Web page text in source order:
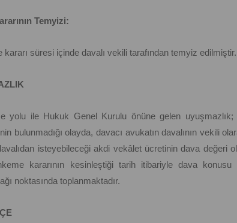
Temyizi:
kararı süresi içinde davalı vekili tarafından temyiz edilmiştir.
yolu ile Hukuk Genel Kurulu önüne gelen uyuşmazlık;
bulunmadığı olayda, davacı avukatın davalının vekili
isteyebileceği akdi vekâlet ücretinin dava değeri
kararının kesinleştiği tarih itibariyle dava
noktasında toplanmaktadır.